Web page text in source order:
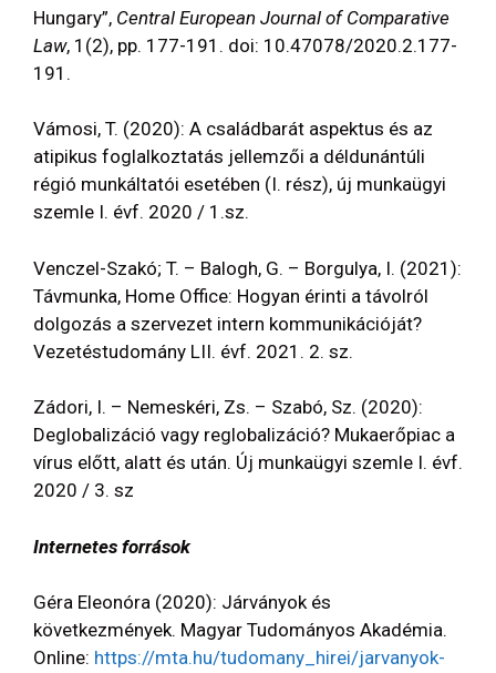
Hungary”, Central European Journal of Comparative
Law, 1(2), pp. 177-191. doi: 10.47078/2020.2.177-
191.
Vámosi, T. (2020): A családbarát aspektus és az
atipikus foglalkoztatás jellemzői a déldunántúli
régió munkáltatói esetében (I. rész), új munkaügyi
szemle I. évf. 2020 / 1.sz.
Venczel-Szakó; T. – Balogh, G. – Borgulya, I. (2021):
Távmunka, Home Office: Hogyan érinti a távolról
dolgozás a szervezet intern kommunikációját?
Vezetéstudomány LII. évf. 2021. 2. sz.
Zádori, I. – Nemeskéri, Zs. – Szabó, Sz. (2020):
Deglobalizáció vagy reglobalizáció? Mukaerőpiac a
vírus előtt, alatt és után. Új munkaügyi szemle I. évf.
2020 / 3. sz
Internetes források
Géra Eleonóra (2020): Járványok és
következmények. Magyar Tudományos Akadémia.
Online: https://mta.hu/tudomany_hirei/jarvanyok-